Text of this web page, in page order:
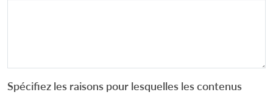
Spécifiez les raisons pour lesquelles les contenus